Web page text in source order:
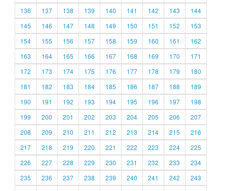
136
137 138 139 140 141 142 143
144
145
146 147 148 149 150 151 152
153
154
155 156 157 158 159 160 161
162
163
164 165 166 167 168 169 170
171
172
173 174 175 176 177 178 179
180
181
182 183 184 185 186 187 188
189
190
191 192 193 194 195 196 197
198
199
200 201 202 203 204 205 206
207
208
209 210 211 212 213 214 215
216
217
218 219 220 221 222 223 224
225
226
227 228 229 230 231 232 233
234
235
236 237 238 239 240 241 242
243